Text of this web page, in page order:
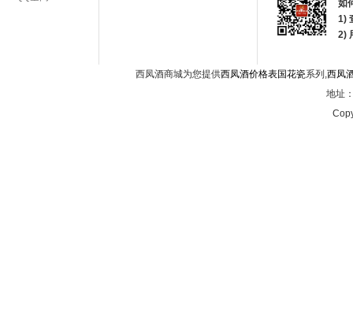
如
1)
2)
西凤酒商城为您提供西凤酒价格表国花瓷系列,西凤
地址